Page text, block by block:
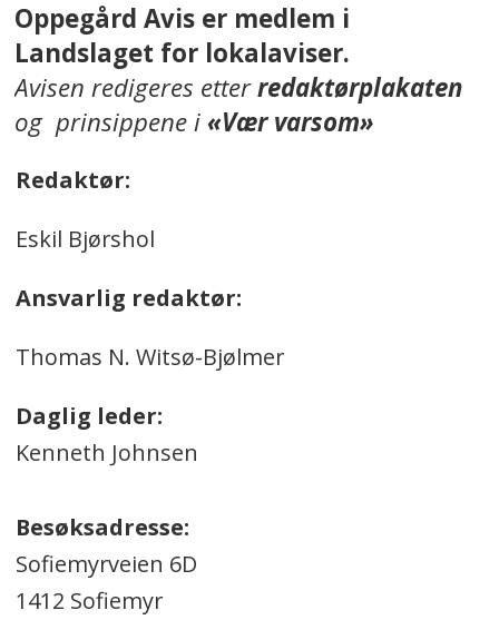
Oppegård Avis er medlem i
Landslaget for lokalaviser.
Avisen redigeres etterredaktørplakaten
og prinsippene i«Vær varsom»
Redaktør:
Eskil Bjørshol
Ansvarlig redaktør:
Thomas N. Witsø-Bjølmer
Daglig leder:
Kenneth Johnsen
Besøksadresse:
Sofiemyrveien 6D
1412 Sofiemyr